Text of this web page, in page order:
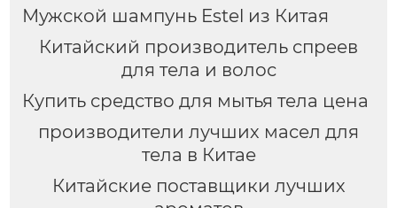
оптовой продажи
Мужской шампунь Estel из Китая
Китайский производитель спреев
для тела и волос
Купить средство для мытья тела цена
производители лучших масел для
тела в Китае
Китайские поставщики лучших